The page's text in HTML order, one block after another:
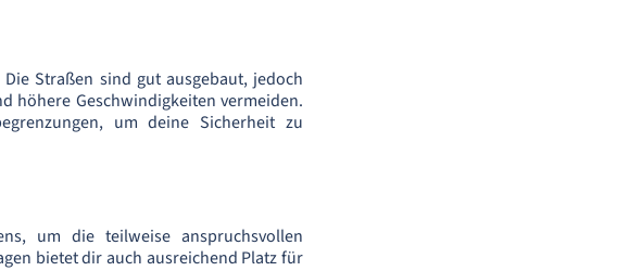
Straßen sind gut ausgebaut, jedoch
höhere Geschwindigkeiten vermeiden.
um deine Sicherheit zu
um die teilweise anspruchsvollen
bietet dir auch ausreichend Platz für